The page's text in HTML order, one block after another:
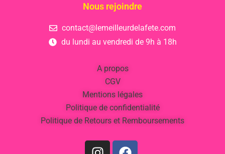
Nous rejoindre
contact@lemeilleurdelafete.com
du lundi au vendredi de 9h à 18h
A propos
CGV
Mentions légales
Politique de confidentialité
Politique de Retours et Remboursements